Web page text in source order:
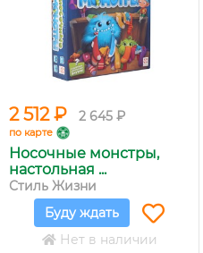
2 512 ₽ 2 645 ₽
по карте
Носочные монстры,
настольная ...
Стиль Жизни
Буду ждать
Нет в наличии